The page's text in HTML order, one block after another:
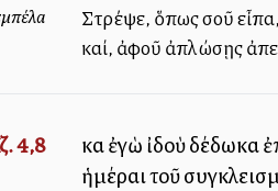
Στρέψε, ὅπως σοῦ
καί, ἀφοῦ ἀπλώσῃς
4,8
καὶ ἐγὼ ἰδοὺ δέδωκα
ἡμέραι τοῦ